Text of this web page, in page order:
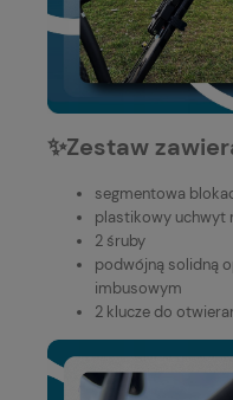
✨Zestaw
segmentowa
plastikowy uchwyt
2 śruby
podwójną solidną
imbusowym
2 klucze do